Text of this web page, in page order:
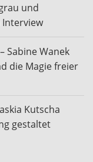
und
Interview
Sabine Wanek
die Magie freier
Kutscha
gestaltet